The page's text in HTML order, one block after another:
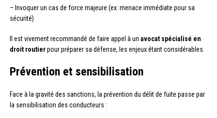
– Invoquer un cas de force majeure (ex: menace immédiate pour sa
sécurité)
Il est vivement recommandé de faire appel à un avocat spécialisé en
droit routierpour préparer sa défense, les enjeux étant considérables.
Prévention et sensibilisation
Face à la gravité des sanctions, la prévention du délit de fuite passe par
la sensibilisation des conducteurs :